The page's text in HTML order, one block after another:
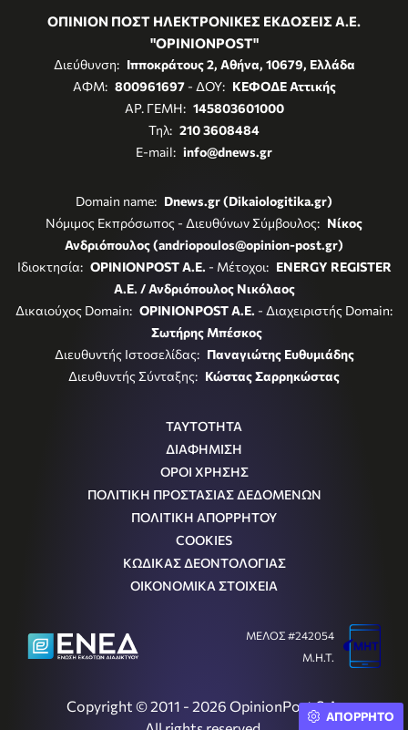
ΟΠΙΝΙΟΝ ΠΟΣΤ ΗΛΕΚΤΡΟΝΙΚΕΣ ΕΚΔΟΣΕΙΣ Α.Ε.
"OPINIONPOST"
Διεύθυνση: Ιπποκράτους 2, Αθήνα, 10679, Ελλάδα
ΑΦΜ: 800961697- ΔΟΥ: ΚΕΦΟΔΕ Αττικής
ΑΡ. ΓΕΜΗ: 145803601000
Τηλ: 210 3608484
E-mail: info@dnews.gr
Domain name: Dnews.gr (Dikaiologitika.gr)
Νόμιμος Εκπρόσωπος - Διευθύνων Σύμβουλος: Νίκος
Ανδριόπουλος (andriopoulos@opinion-post.gr)
Ιδιοκτησία: OPINIONPOST A.E. - Μέτοχοι: ENERGY REGISTER
Α.Ε. / Ανδριόπουλος Νικόλαος
Δικαιούχος Domain: OPINIONPOST A.E. - Διαχειριστής Domain:
Σωτήρης Μπέσκος
Διευθυντής Ιστοσελίδας: Παναγιώτης Ευθυμιάδης
Διευθυντής Σύνταξης: Κώστας Σαρρηκώστας
ΤΑΥΤΟΤΗΤΑ
ΔΙΑΦΗΜΙΣΗ
ΟΡΟΙ ΧΡΗΣΗΣ
ΠΟΛΙΤΙΚΗ ΠΡΟΣΤΑΣΙΑΣ ΔΕΔΟΜΕΝΩΝ
ΠΟΛΙΤΙΚΗ ΑΠΟΡΡΗΤΟΥ
COOKIES
ΚΩΔΙΚΑΣ ΔΕΟΝΤΟΛΟΓΙΑΣ
ΟΙΚΟΝΟΜΙΚΑ ΣΤΟΙΧΕΙΑ
Copyright © 2011 - 2026 OpinionPost S.A.
ΜΕΛΟΣ #242054
Μ.Η.Τ.
ΑΠΟΡΡΗΤΟ